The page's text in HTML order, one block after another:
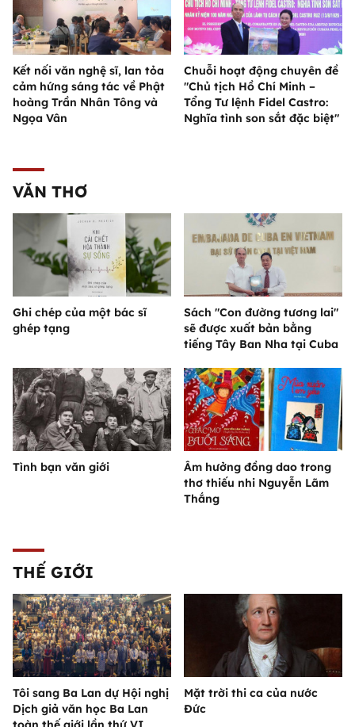
Kết nối văn nghệ sĩ, lan tỏa
cảm hứng sáng tác về Phật
hoàng Trần Nhân Tông và
Ngọa Vân
Chuỗi hoạt động chuyên đề
"Chủ tịch Hồ Chí Minh –
Tổng Tư lệnh Fidel Castro:
Nghĩa tình son sắt đặc biệt"
VĂN THƠ
Ghi chép của một bác sĩ
ghép tạng
Sách "Con đường tương lai"
sẽ được xuất bản bằng
tiếng Tây Ban Nha tại Cuba
Tình bạn văn giới
Âm hưởng đồng dao trong
thơ thiếu nhi Nguyễn Lãm
Thắng
THẾ GIỚI
Tôi sang Ba Lan dự Hội nghị
Dịch giả văn học Ba Lan
Mặt trời thi ca của nước
Đức